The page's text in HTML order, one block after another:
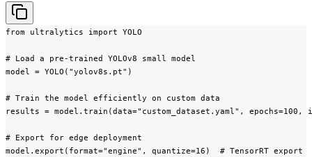
from ultralytics import YOLO
# Load a pre-trained YOLOv8 small model
model = YOLO("yolov8s.pt")
# Train the model efficiently on custom data
results = model.train(data="custom_dataset.yaml", epochs=100,
# Export for edge deployment
model.export(format="engine", quantize=16)  # TensorRT export